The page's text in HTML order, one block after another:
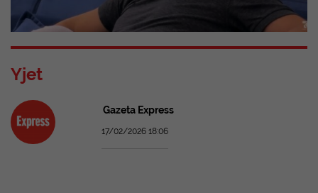
Yjet
Gazeta Express
17/02/2026 18:06